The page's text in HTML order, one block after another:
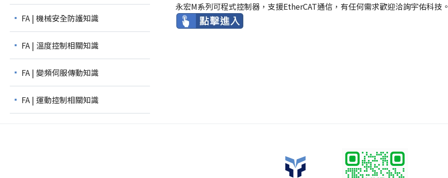
FA | 機械安全防護知識
FA | 溫度控制相關知識
FA | 變頻伺服傳動知識
FA | 運動控制相關知識
永宏M系列可程式控制器，支援EtherCAT通信，有任何需求歡迎洽詢宇佑科技。